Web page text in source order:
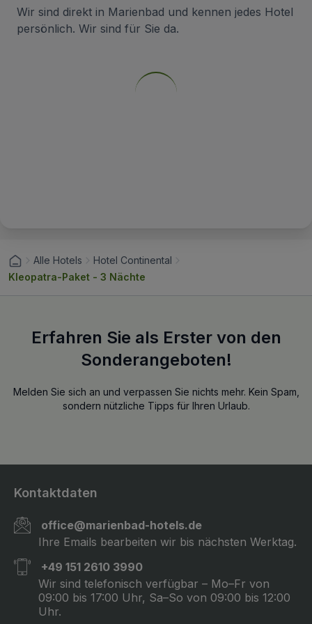
Wir sind direkt in Marienbad und kennen jedes Hotel
persönlich. Wir sind für Sie da.
Alle Hotels
Hotel Continental
Kleopatra-Paket - 3 Nächte
Erfahren Sie als Erster von den
Sonderangeboten!
Melden Sie sich an und verpassen Sie nichts mehr. Kein Spam,
sondern nützliche Tipps für Ihren Urlaub.
Kontaktdaten
office@marienbad-hotels.de
Ihre Emails bearbeiten wir bis nächsten Werktag.
+49 151 2610 3990
Wir sind telefonisch verfügbar – Mo–Fr von
09:00 bis 17:00 Uhr, Sa–So von 09:00 bis 12:00
Uhr.